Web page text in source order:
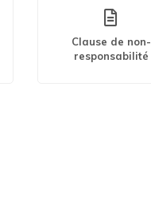
Clause de non-
responsabilité